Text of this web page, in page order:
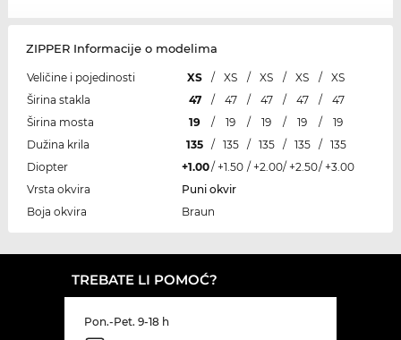
ZIPPER Informacije o modelima
Veličine i pojedinosti XS / XS / XS / XS /
XS
Širina stakla
47 / 47 / 47 / 47 /
47
Širina mosta
19 / 19 / 19 / 19 /
19
Dužina krila
135 / 135 / 135 / 135 /
135
Diopter
+1.00/ +1.50 / +2.00/ +2.50/ +3.00
Vrsta okvira
Puni okvir
Boja okvira
Braun
TREBATE LI POMOĆ?
Pon.-Pet. 9-18 h